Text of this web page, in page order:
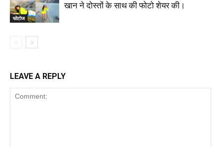
फोटोज
खान ने दोस्तों के साथ की फोटो शेयर की।
LEAVE A REPLY